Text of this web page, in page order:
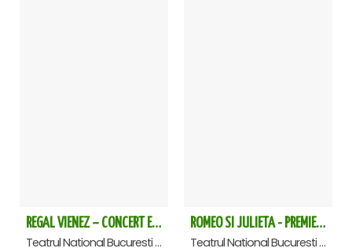
REGAL VIENEZ – CONCERT EXTRAORDINAR DE CRACIUN - Bucuresti
Teatrul National Bucuresti - Sala Ion Caramitru, Bucuresti
ROMEO SI JULIETA - PREMIERA OFICIALA - Bucuresti
Teatrul National Bucuresti - Sala Ion Caramitru, Bucuresti